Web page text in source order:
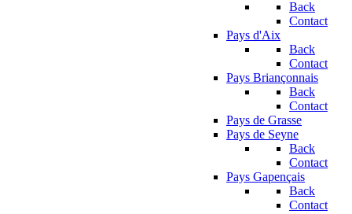
Back
Contact
Pays d'Aix
Back
Contact
Pays Briançonnais
Back
Contact
Pays de Grasse
Pays de Seyne
Back
Contact
Pays Gapençais
Back
Contact